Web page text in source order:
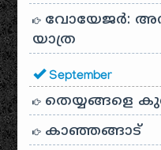
വോയേജർ:
യാത്ര
September
തെയ്യങ്ങളെ
കാഞ്ഞങ്ങാട്